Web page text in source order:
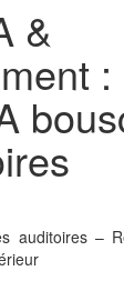
&
:
auditoires –